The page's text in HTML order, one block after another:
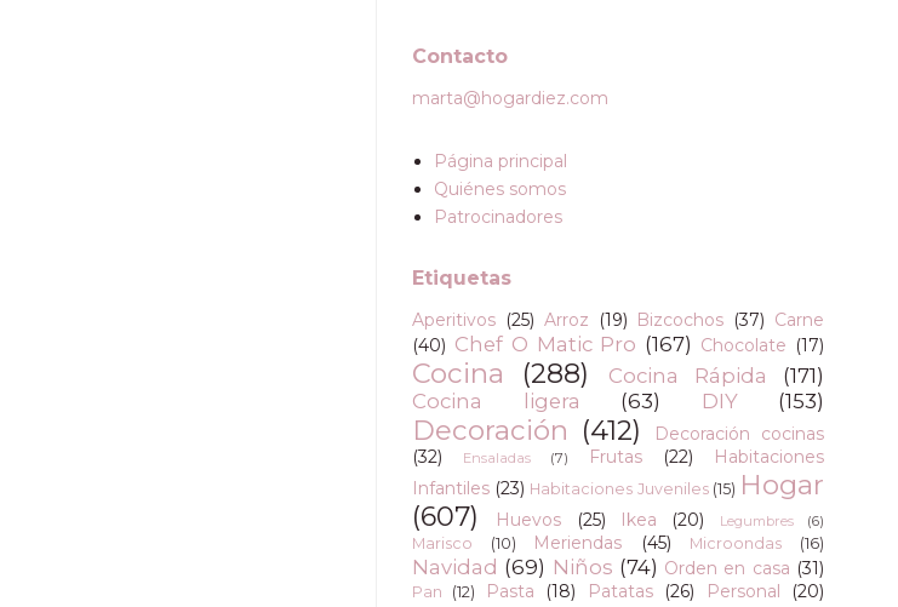
Contacto
marta@hogardiez.com
Página principal
Quiénes somos
Patrocinadores
Etiquetas
Aperitivos (25) Arroz (19) Bizcochos (37) Carne
(40) Chef O Matic Pro (167) Chocolate (17)
Cocina (288) Cocina Rápida
(171)
Cocina ligera
(63) DIY (153)
Decoración (412)
Decoración cocinas
(32)
Ensaladas (7) Frutas (22)
Habitaciones
Infantiles (23) Habitaciones Juveniles (15) Hogar
(607)
Huevos (25) Ikea (20) Legumbres (6)
Marisco (10) Meriendas (45) Microondas (16)
Navidad (69) Niños (74) Orden en casa (31)
Pan (12) Pasta (18) Patatas (26) Personal
(20)